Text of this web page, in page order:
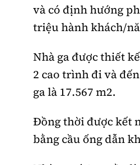
và có định hướng
triệu hành khách/
Nhà ga được thiết
2 cao trình đi và
ga là 17.567 m2.
Đồng thời được kết
bằng cầu ống dẫn